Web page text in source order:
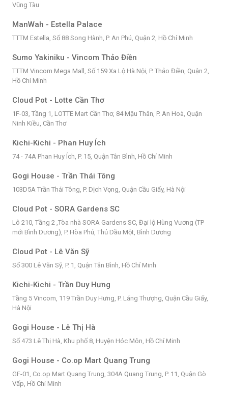
Vũng Tàu
ManWah - Estella Palace
TTTM Estella, Số 88 Song Hành, P. An Phú, Quận 2, Hồ Chí Minh
Sumo Yakiniku - Vincom Thảo Điền
TTTM Vincom Mega Mall, Số 159 Xa Lộ Hà.Nội, P. Thảo Điền, Quận 2,
Hồ Chí Minh
Cloud Pot - Lotte Cần Thơ
1F-03, Tầng 1, LOTTE Mart Cần Thơ, 84 Mậu Thân, P. An Hoà, Quận
Ninh Kiều, Cần Thơ
Kichi-Kichi - Phan Huy Ích
74 - 74A Phan Huy Ích, P. 15, Quận Tân Bình, Hồ Chí Minh
Gogi House - Trần Thái Tông
103D5A Trần Thái Tông, P. Dịch Vọng, Quận Cầu Giấy, Hà Nội
Cloud Pot - SORA Gardens SC
Lô 210, Tầng 2 ,Tòa nhà SORA Gardens SC, Đại lộ Hùng Vương (TP
mới Bình Dương), P. Hòa Phú, Thủ Dầu Một, Bình Dương
Cloud Pot - Lê Văn Sỹ
Số 300 Lê Văn Sỹ, P. 1, Quận Tân Bình, Hồ Chí Minh
Kichi-Kichi - Trần Duy Hưng
Tầng 5 Vincom, 119 Trần Duy Hưng, P. Láng Thượng, Quận Cầu Giấy,
Hà Nội
Gogi House - Lê Thị Hà
Số 473 Lê Thị Hà, Khu phố 8, Huyện Hóc Môn, Hồ Chí Minh
Gogi House - Co.op Mart Quang Trung
GF-01, Co.op Mart Quang Trung, 304A Quang Trung, P. 11, Quận Gò
Vấp, Hồ Chí Minh